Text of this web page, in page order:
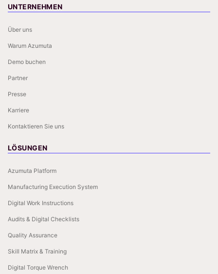
UNTERNEHMEN
Über uns
Warum Azumuta
Demo buchen
Partner
Presse
Karriere
Kontaktieren Sie uns
LÖSUNGEN
Azumuta Platform
Manufacturing Execution System
Digital Work Instructions
Audits & Digital Checklists
Quality Assurance
Skill Matrix & Training
Digital Torque Wrench